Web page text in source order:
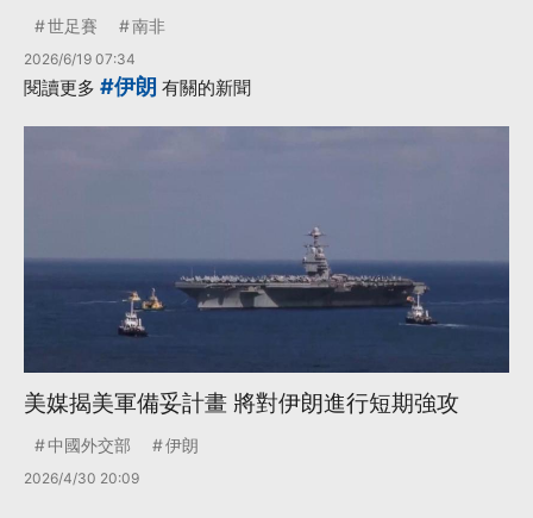
世足賽 南非
2026/6/19 07:34
閱讀更多 #伊朗 有關的新聞
美媒揭美軍備妥計畫 將對伊朗進行短期強攻
中國外交部 伊朗
2026/4/30 20:09